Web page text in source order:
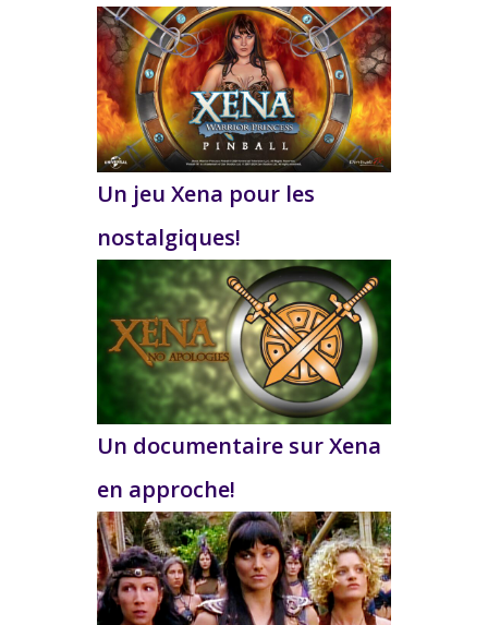
Un jeu Xena pour les
nostalgiques!
Un documentaire sur Xena
en approche!